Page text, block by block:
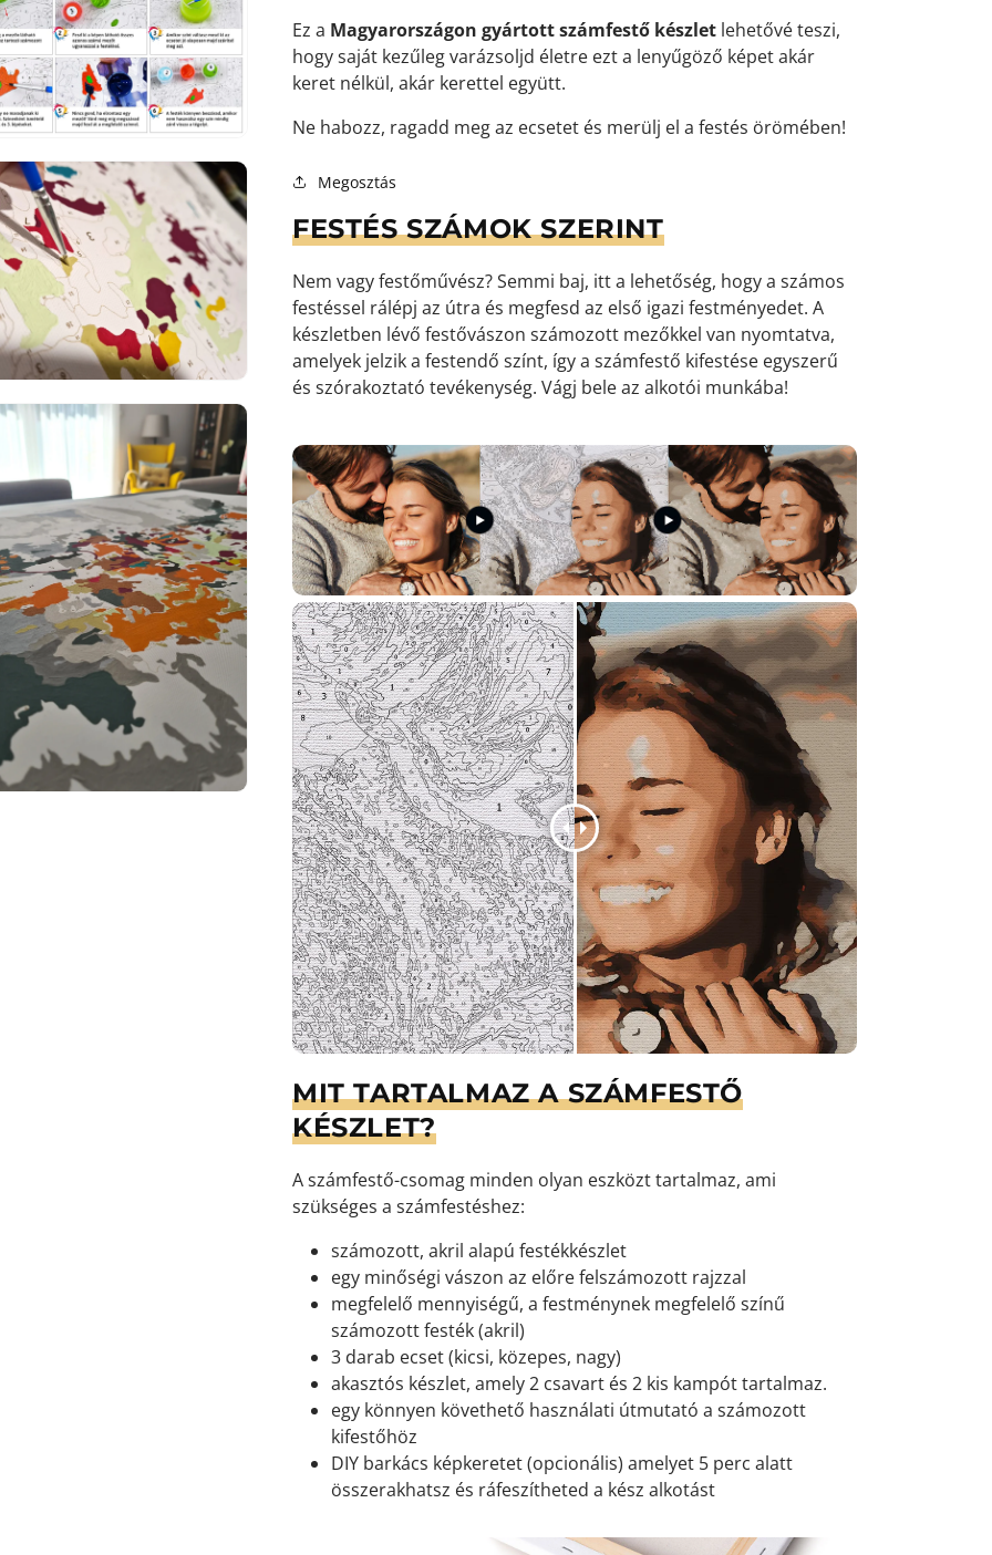
8.
médiafájl
megnyitása
galérianézetben
médiafájl
megnyitása
galérianézetben
10.
médiafájl
megnyitása
galérianézetben
Ez a Magyarországon gyártott számfestő készlet lehetővé teszi,
hogy saját kezűleg varázsoljd életre ezt a lenyűgöző képet akár
keret nélkül, akár kerettel együtt.
Ne habozz, ragadd meg az ecsetet és merülj el a festés örömében!
Megosztás
FESTÉS SZÁMOK SZERINT
Nem vagy festőművész? Semmi baj, itt a lehetőség, hogy a számos
festéssel rálépj az útra és megfesd az első igazi festményedet. A
készletben lévő festővászon számozott mezőkkel van nyomtatva,
amelyek jelzik a festendő színt, így a számfestő kifestése egyszerű
és szórakoztató tevékenység. Vágj bele az alkotói munkába!
MIT TARTALMAZ A SZÁMFESTŐ
KÉSZLET?
A számfestő-csomag minden olyan eszközt tartalmaz, ami
szükséges a számfestéshez:
számozott, akril alapú festékkészlet
egy minőségi vászon az előre felszámozott rajzzal
megfelelő mennyiségű, a festménynek megfelelő színű
számozott festék (akril)
3 darab ecset (kicsi, közepes, nagy)
akasztós készlet, amely 2 csavart és 2 kis kampót tartalmaz.
egy könnyen követhető használati útmutató a számozott
kifestőhöz
DIY barkács képkeretet (opcionális) amelyet 5 perc alatt
összerakhatsz és ráfeszítheted a kész alkotást